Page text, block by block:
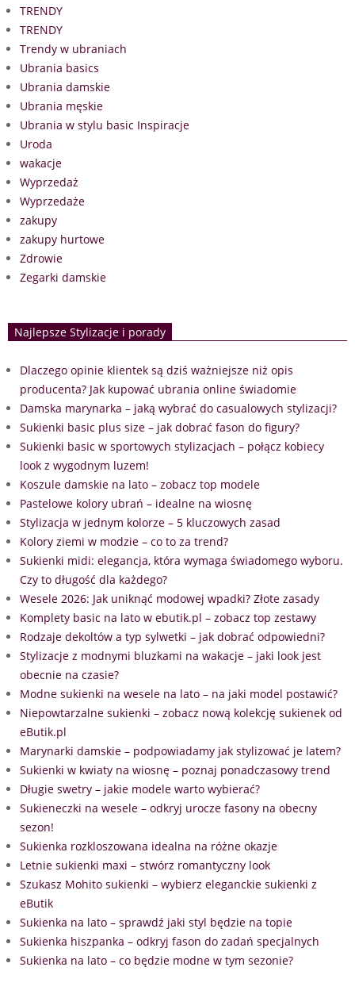
TRENDY
TRENDY
Trendy w ubraniach
Ubrania basics
Ubrania damskie
Ubrania męskie
Ubrania w stylu basic Inspiracje
Uroda
wakacje
Wyprzedaż
Wyprzedaże
zakupy
zakupy hurtowe
Zdrowie
Zegarki damskie
Najlepsze Stylizacje i porady
Dlaczego opinie klientek są dziś ważniejsze niż opis
producenta? Jak kupować ubrania online świadomie
Damska marynarka – jaką wybrać do casualowych stylizacji?
Sukienki basic plus size – jak dobrać fason do figury?
Sukienki basic w sportowych stylizacjach – połącz kobiecy
look z wygodnym luzem!
Koszule damskie na lato – zobacz top modele
Pastelowe kolory ubrań – idealne na wiosnę
Stylizacja w jednym kolorze – 5 kluczowych zasad
Kolory ziemi w modzie – co to za trend?
Sukienki midi: elegancja, która wymaga świadomego wyboru.
Czy to długość dla każdego?
Wesele 2026: Jak uniknąć modowej wpadki? Złote zasady
Komplety basic na lato w ebutik.pl – zobacz top zestawy
Rodzaje dekoltów a typ sylwetki – jak dobrać odpowiedni?
Stylizacje z modnymi bluzkami na wakacje – jaki look jest
obecnie na czasie?
Modne sukienki na wesele na lato – na jaki model postawić?
Niepowtarzalne sukienki – zobacz nową kolekcję sukienek od
eButik.pl
Marynarki damskie – podpowiadamy jak stylizować je latem?
Sukienki w kwiaty na wiosnę – poznaj ponadczasowy trend
Długie swetry – jakie modele warto wybierać?
Sukieneczki na wesele – odkryj urocze fasony na obecny
sezon!
Sukienka rozkloszowana idealna na różne okazje
Letnie sukienki maxi – stwórz romantyczny look
Szukasz Mohito sukienki – wybierz eleganckie sukienki z
eButik
Sukienka na lato – sprawdź jaki styl będzie na topie
Sukienka hiszpanka – odkryj fason do zadań specjalnych
Sukienka na lato – co będzie modne w tym sezonie?